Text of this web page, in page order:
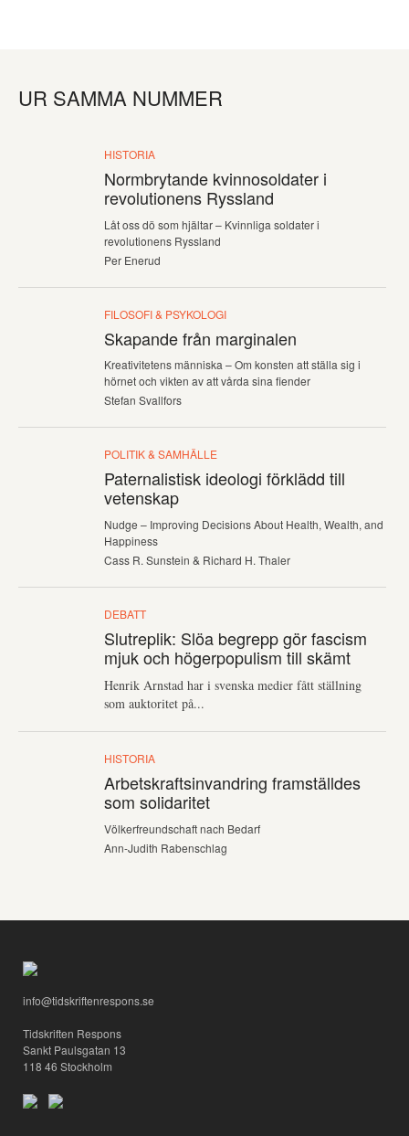
UR SAMMA NUMMER
HISTORIA
Normbrytande kvinnosoldater i
revolutionens Ryssland
Låt oss dö som hjältar – Kvinnliga soldater i
revolutionens Ryssland
Per Enerud
FILOSOFI & PSYKOLOGI
Skapande från marginalen
Kreativitetens människa – Om konsten att ställa sig i
hörnet och vikten av att vårda sina fiender
Stefan Svallfors
POLITIK & SAMHÄLLE
Paternalistisk ideologi förklädd till
vetenskap
Nudge – Improving Decisions About Health, Wealth, and
Happiness
Cass R. Sunstein & Richard H. Thaler
DEBATT
Slutreplik: Slöa begrepp gör fascism
mjuk och högerpopulism till skämt
Henrik Arnstad har i svenska medier fått ställning
som auktoritet på...
HISTORIA
Arbetskraftsinvandring framställdes
som solidaritet
Völkerfreundschaft nach Bedarf
Ann-Judith Rabenschlag
info@tidskriftenrespons.se
Tidskriften Respons
Sankt Paulsgatan 13
118 46 Stockholm